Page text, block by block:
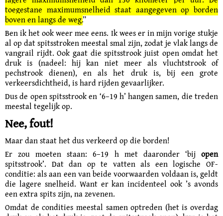
toegestane maximum­snelheid staat aangegeven op borden
boven en langs de weg.”
Ben ik het ook weer mee eens. Ik wees er in mijn vorige stukje
al op dat spitsstroken meestal smal zijn, zodat je vlak langs de
vangrail rijdt. Ook gaat die spitsstrook juist open omdat het
druk is (nadeel: hij kan niet meer als vluchtstrook of
pechstrook dienen), en als het druk is, bij een grote
verkeersdichtheid, is hard rijden gevaarlijker.
Dus de open spitsstrook en ‘6–19 h’ hangen samen, die treden
meestal tegelijk op.
Nee, fout!
Maar dan staat het dus verkeerd op die borden!
Er zou moeten staan: 6–19 h met daaronder ‘bij open
spitsstrook’. Dat dan op te vatten als een logische OF-
conditie: als aan een van beide voorwaarden voldaan is, geldt
die lagere snelheid. Want er kan incidenteel ook ’s avonds
een extra spits zijn, na zevenen.
Omdat de condities meestal samen optreden (het is overdag